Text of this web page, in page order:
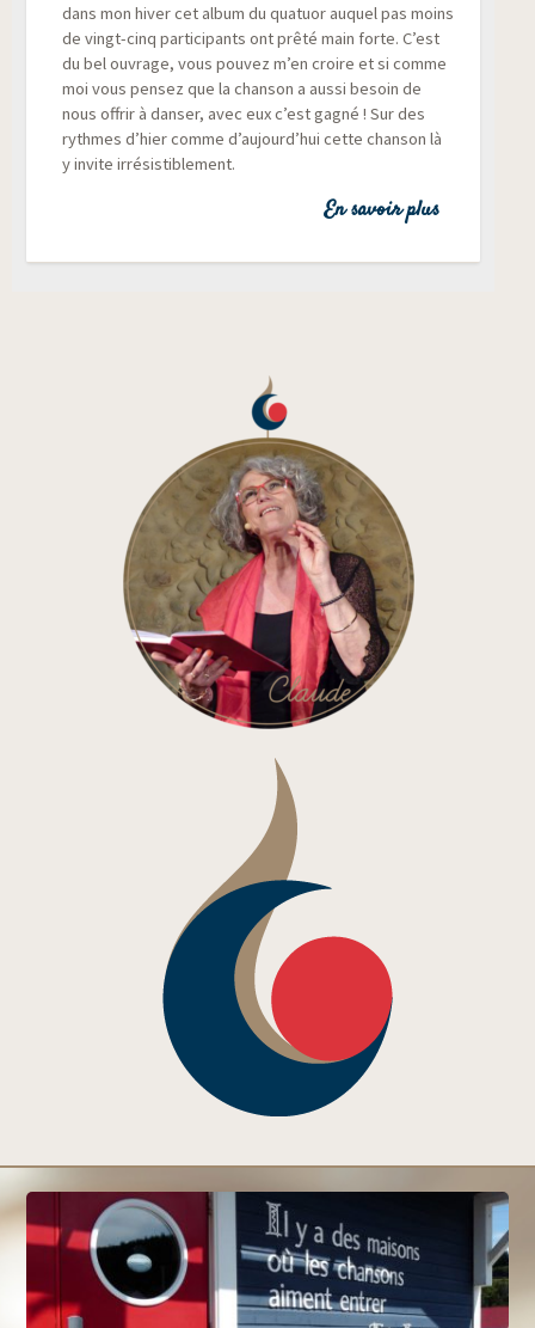
dans mon hiver cet album du qua­tuor auquel pas moins
de vingt-cinq par­ti­ci­pants ont prê­té main forte. C’est
du bel ouvrage, vous pou­vez m’en croire et si comme
moi vous pen­sez que la chan­son a aus­si besoin de
nous offrir à dan­ser, avec eux c’est gagné ! Sur des
rythmes d’hier comme d’aujourd’hui cette chan­son là
y invite irrésistiblement.
En savoir plus